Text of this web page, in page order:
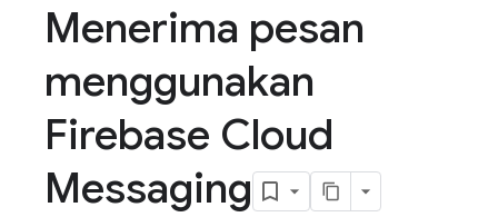
Menerima pesan
menggunakan
Firebase Cloud
Messaging